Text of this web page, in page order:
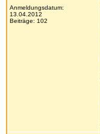
Anmeldungsdatum:
13.04.2012
Beiträge: 102